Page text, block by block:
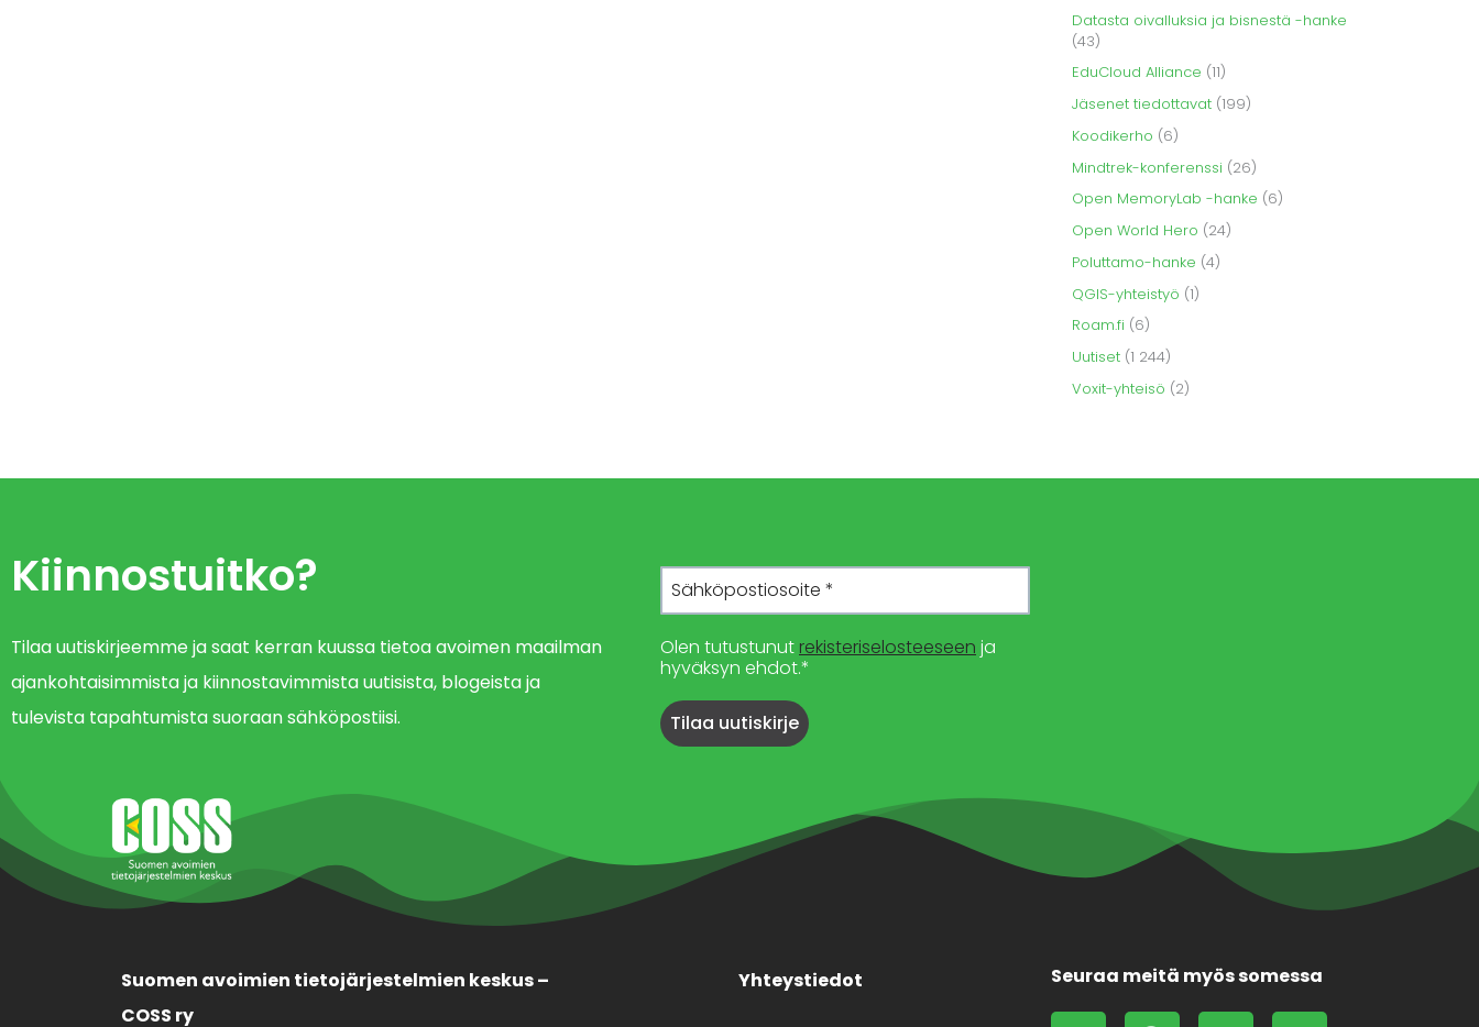
Datasta oivalluksia ja bisnestä -hanke
(43)
EduCloud Alliance (11)
Jäsenet tiedottavat (199)
Koodikerho (6)
Mindtrek-konferenssi (26)
Open MemoryLab -hanke (6)
Open World Hero (24)
Poluttamo-hanke (4)
QGIS-yhteistyö (1)
Roam.fi (6)
Uutiset (1 244)
Voxit-yhteisö (2)
Kiinnostuitko?
Tilaa uutiskirjeemme ja saat kerran kuussa tietoa avoimen maailman
ajankohtaisimmista ja kiinnostavimmista uutisista, blogeista ja
tulevista tapahtumista suoraan sähköpostiisi.
Olen tutustunut rekisteriselosteeseen ja
hyväksyn ehdot.*
Suomen avoimien tietojärjestelmien keskus –
COSS ry
Yhteystiedot Seuraa meitä myös somessa